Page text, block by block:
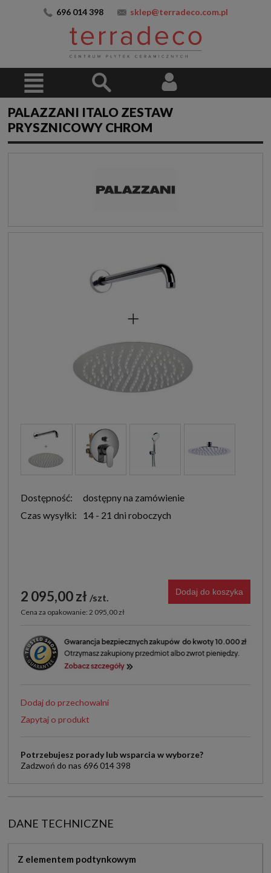
696 014 398 sklep@terradeco.com.pl
PALAZZANI ITALO ZESTAW
PRYSZNICOWY CHROM
Dostępność:
dostępny na zamówienie
Czas wysyłki:
14 - 21 dni roboczych
2 095,00 zł szt.
Cena za opakowanie: 2 095,00 zł
Dodaj do koszyka
Dodaj do przechowalni
Zapytaj o produkt
Potrzebujesz porady lub wsparcia w wyborze?
Zadzwoń do nas 696 014 398
DANE TECHNICZNE
Z elementem podtynkowym